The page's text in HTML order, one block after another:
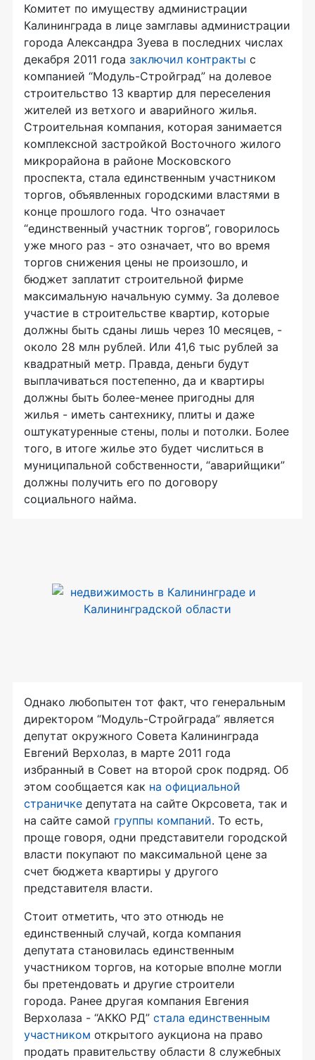
Комитет по имуществу администрации
Калининграда в лице замглавы администрации
города Александра Зуева в последних числах
декабря 2011 года заключил контракты с
компанией “Модуль-Стройград” на долевое
строительство 13 квартир для переселения
жителей из ветхого и аварийного жилья.
Строительная компания, которая занимается
комплексной застройкой Восточного жилого
микрорайона в районе Московского
проспекта, стала единственным участником
торгов, объявленных городскими властями в
конце прошлого года. Что означает
“единственный участник торгов”, говорилось
уже много раз - это означает, что во время
торгов снижения цены не произошло, и
бюджет заплатит строительной фирме
максимальную начальную сумму. За долевое
участие в строительстве квартир, которые
должны быть сданы лишь через 10 месяцев, -
около 28 млн рублей. Или 41,6 тыс рублей за
квадратный метр. Правда, деньги будут
выплачиваться постепенно, да и квартиры
должны быть более-менее пригодны для
жилья - иметь сантехнику, плиты и даже
оштукатуренные стены, полы и потолки. Более
того, в итоге жилье это будет числиться в
муниципальной собственности, “аварийщики”
должны получить его по договору
социального найма.
Однако любопытен тот факт, что генеральным
директором “Модуль-Стройграда” является
депутат окружного Совета Калининграда
Евгений Верхолаз, в марте 2011 года
избранный в Совет на второй срок подряд. Об
этом сообщается как на официальной
страничке депутата на сайте Окрсовета, так и
на сайте самой группы компаний. То есть,
проще говоря, одни представители городской
власти покупают по максимальной цене за
счет бюджета квартиры у другого
представителя власти.
Стоит отметить, что это отнюдь не
единственный случай, когда компания
депутата становилась единственным
участником торгов, на которые вполне могли
бы претендовать и другие строители
города. Ранее другая компания Евгения
Верхолаза - “АККО РД” стала единственным
участником открытого аукциона на право
продать правительству области 8 служебных